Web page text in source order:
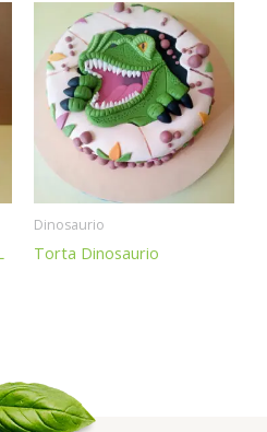
Dinosaurio
Torta Dinosaurio